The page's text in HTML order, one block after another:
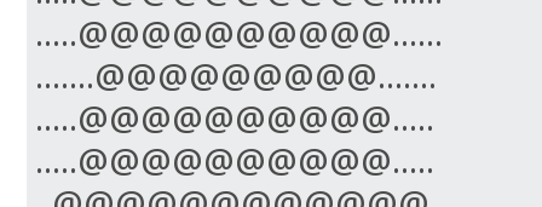
.....@@@@@@@@@@......
.......@@@@@@@@@.......
.....@@@@@@@@@@.....
.....@@@@@@@@@@.....